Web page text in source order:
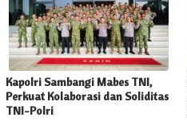
Kapolri Sambangi Mabes TNI,
Perkuat Kolaborasi dan Soliditas
TNI-Polri